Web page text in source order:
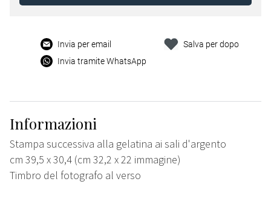
Invia per email
Invia tramite WhatsApp
Salva per dopo
Informazioni
Stampa successiva alla gelatina ai sali d'argento
cm 39,5 x 30,4 (cm 32,2 x 22 immagine)
Timbro del fotografo al verso